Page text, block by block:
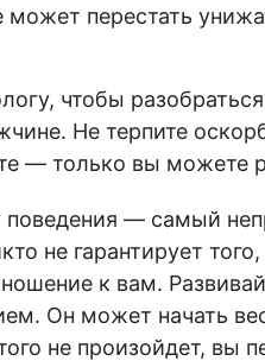
может перестать
чтобы
Не терпите
— только вы можете
поведения — самый
не гарантирует
к вам.
Он может начать
не произойдет, вы